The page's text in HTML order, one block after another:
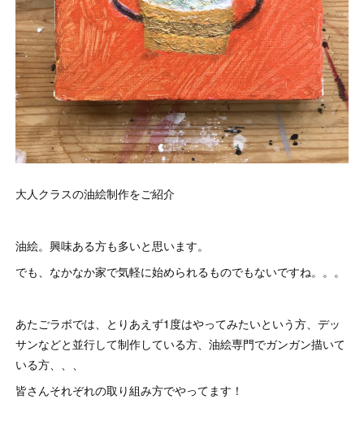
大人クラスの油絵制作をご紹介
油絵。興味ある方も多いと思います。
でも、なかなか家で気軽に始められるものでもないですね。。。
あたごラボでは、とりあえず1度はやってみたいという方、デッ
サンなどと並行して制作している方、油絵専門でガンガン描いて
いる方、、、
皆さんそれぞれの取り組み方でやってます！